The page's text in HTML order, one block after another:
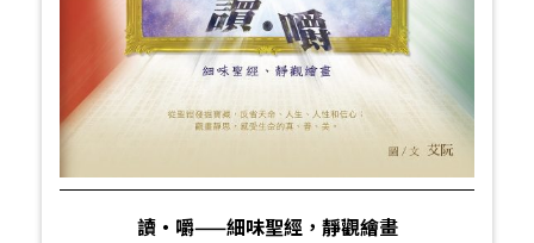
讀‧嚼——細味聖經，靜觀繪畫